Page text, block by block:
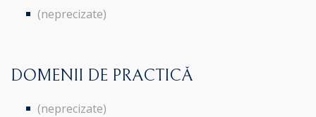
(neprecizate)
DOMENII DE PRACTICĂ
(neprecizate)